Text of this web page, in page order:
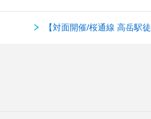
【対面開催/桜通線 高岳駅